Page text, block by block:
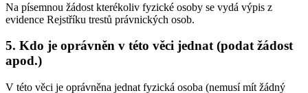
Na písemnou žádost kterékoliv fyzické osoby se vydá výpis z
evidence Rejstříku trestů právnických osob.
5. Kdo je oprávněn v této věci jednat (podat žádost
apod.)
V této věci je oprávněna jednat fyzická osoba (nemusí mít žádný